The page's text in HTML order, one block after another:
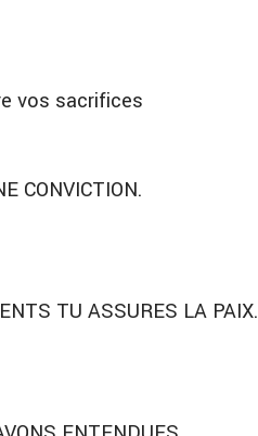
vos sacrifices
CONVICTION.
TU ASSURES LA PAIX.